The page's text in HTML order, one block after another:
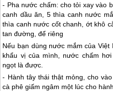
- Pha nước chấm: cho tỏi xay vào
canh dầu ăn, 5 thìa canh nước
thìa canh nước cốt chanh, ớt khô
tan đường, để riêng
Nếu bạn dùng nước mắm của
khẩu vị của mình, nước chấm
ngọt là được.
- Hành tây thái thật mỏng, cho
cà phê giấm ngâm một lúc cho